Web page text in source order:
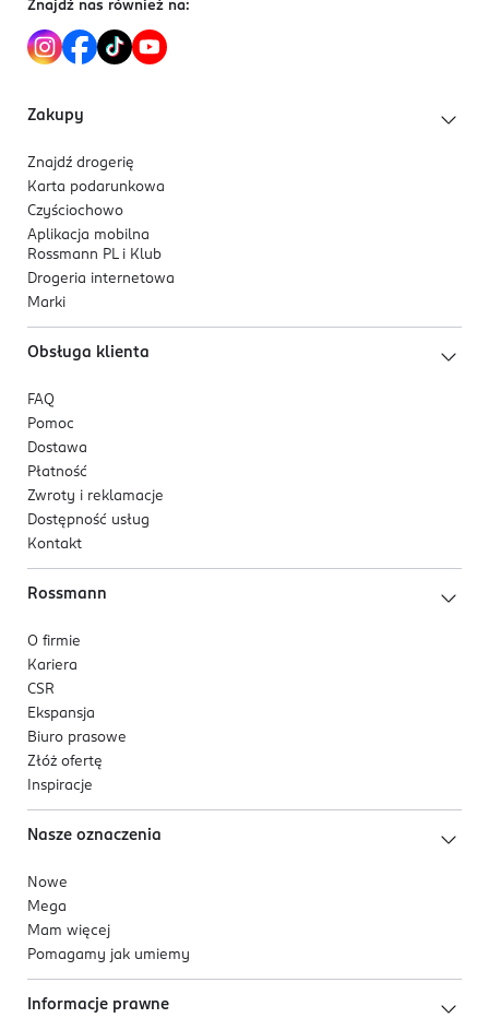
Znajdź nas również na:
Zakupy
Znajdź drogerię
Karta podarunkowa
Czyściochowo
Aplikacja mobilna
Rossmann PL i Klub
Drogeria internetowa
Marki
Obsługa klienta
FAQ
Pomoc
Dostawa
Płatność
Zwroty i reklamacje
Dostępność usług
Kontakt
Rossmann
O firmie
Kariera
CSR
Ekspansja
Biuro prasowe
Złóż ofertę
Inspiracje
Nasze oznaczenia
Nowe
Mega
Mam więcej
Pomagamy jak umiemy
Informacje prawne